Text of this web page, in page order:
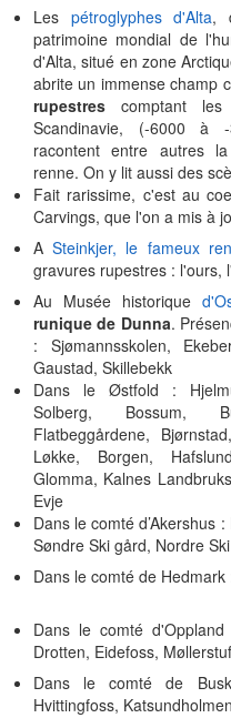
Les pétroglyphes d'Alta,
patrimoine mondial de
d'Alta, situé en zone
abrite un immense champ
rupestres comptant
Scandinavie, (-6000 à
racontent entre autres
renne. On y lit aussi des
Fait rarissime, c'est au
Carvings, que l'on a mis à
ASteinkjer, le fameux
gravures rupestres : l'ours,
Au Musée historique
runique de Dunna.
: Sjømannsskolen,
Gaustad, Skillebekk
Dans le Østfold :
Solberg, Bossum,
Flatbeggårdene,
Løkke, Borgen,
Glomma, Kalnes
Evje
Dans le comté d’Akershus
Søndre Ski gård, Nordre
Dans le comté de Hedmark
Dans le comté d'Oppland
Drotten, Eidefoss,
Dans le comté de
Hvittingfoss,